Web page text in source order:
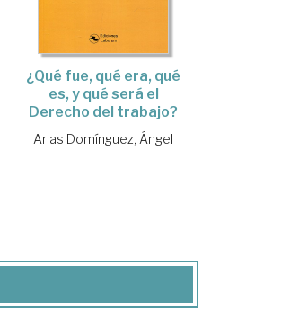
¿Qué fue, qué era, qué
es, y qué será el
Derecho del trabajo?
Arias Domínguez, Ángel